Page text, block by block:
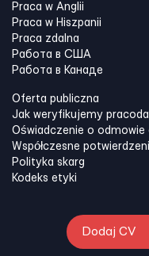
Praca w Anglii
Praca w Hiszpanii
Praca zdalna
Работа в США
Работа в Канадe
Oferta publiczna
Jak weryfikujemy
Oświadczenie o odmowie
Współczesne
Polityka skarg
Kodeks etyki
Dodaj CV